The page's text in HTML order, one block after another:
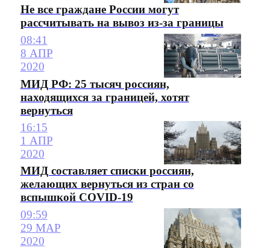
Не все граждане России могут
рассчитывать на вывоз из-за границы
08:41
8 АПР
2020
МИД РФ: 25 тысяч россиян,
находящихся за границей, хотят
вернуться
16:15
1 АПР
2020
МИД составляет списки россиян,
желающих вернуться из стран со
вспышкой COVID-19
09:59
29 МАР
2020